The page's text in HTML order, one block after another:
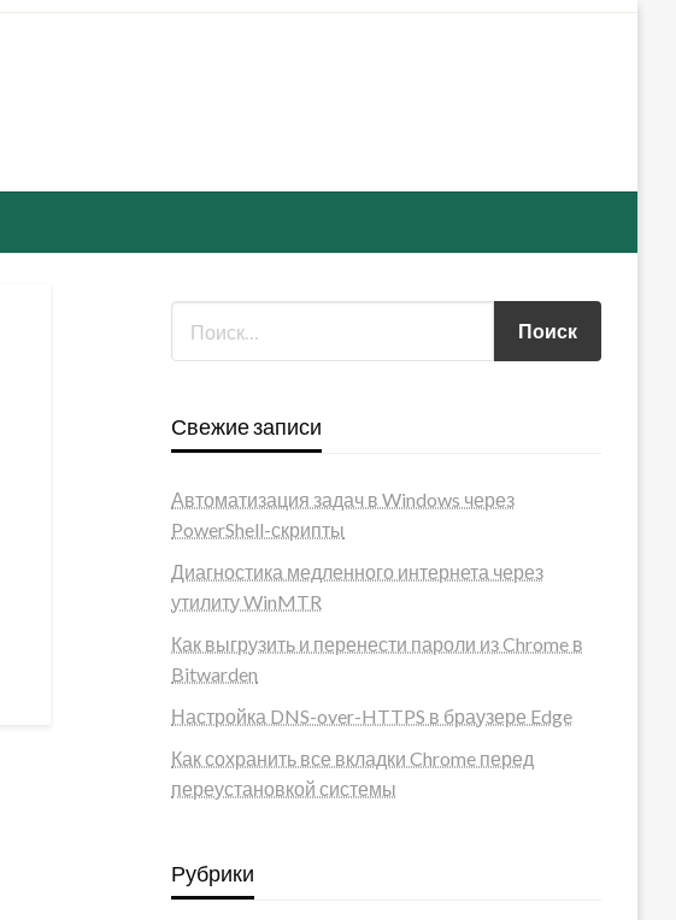
Свежие записи
Автоматизация задач в Windows через
PowerShell-скрипты
Диагностика медленного интернета через
утилиту WinMTR
Как выгрузить и перенести пароли из Chrome в
Bitwarden
Настройка DNS-over-HTTPS в браузере Edge
Как сохранить все вкладки Chrome перед
переустановкой системы
Рубрики